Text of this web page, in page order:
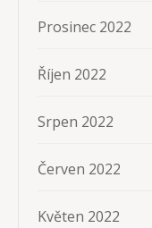
Prosinec 2022
Říjen 2022
Srpen 2022
Červen 2022
Květen 2022